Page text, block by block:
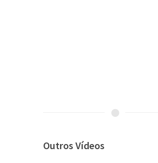
Outros Vídeos